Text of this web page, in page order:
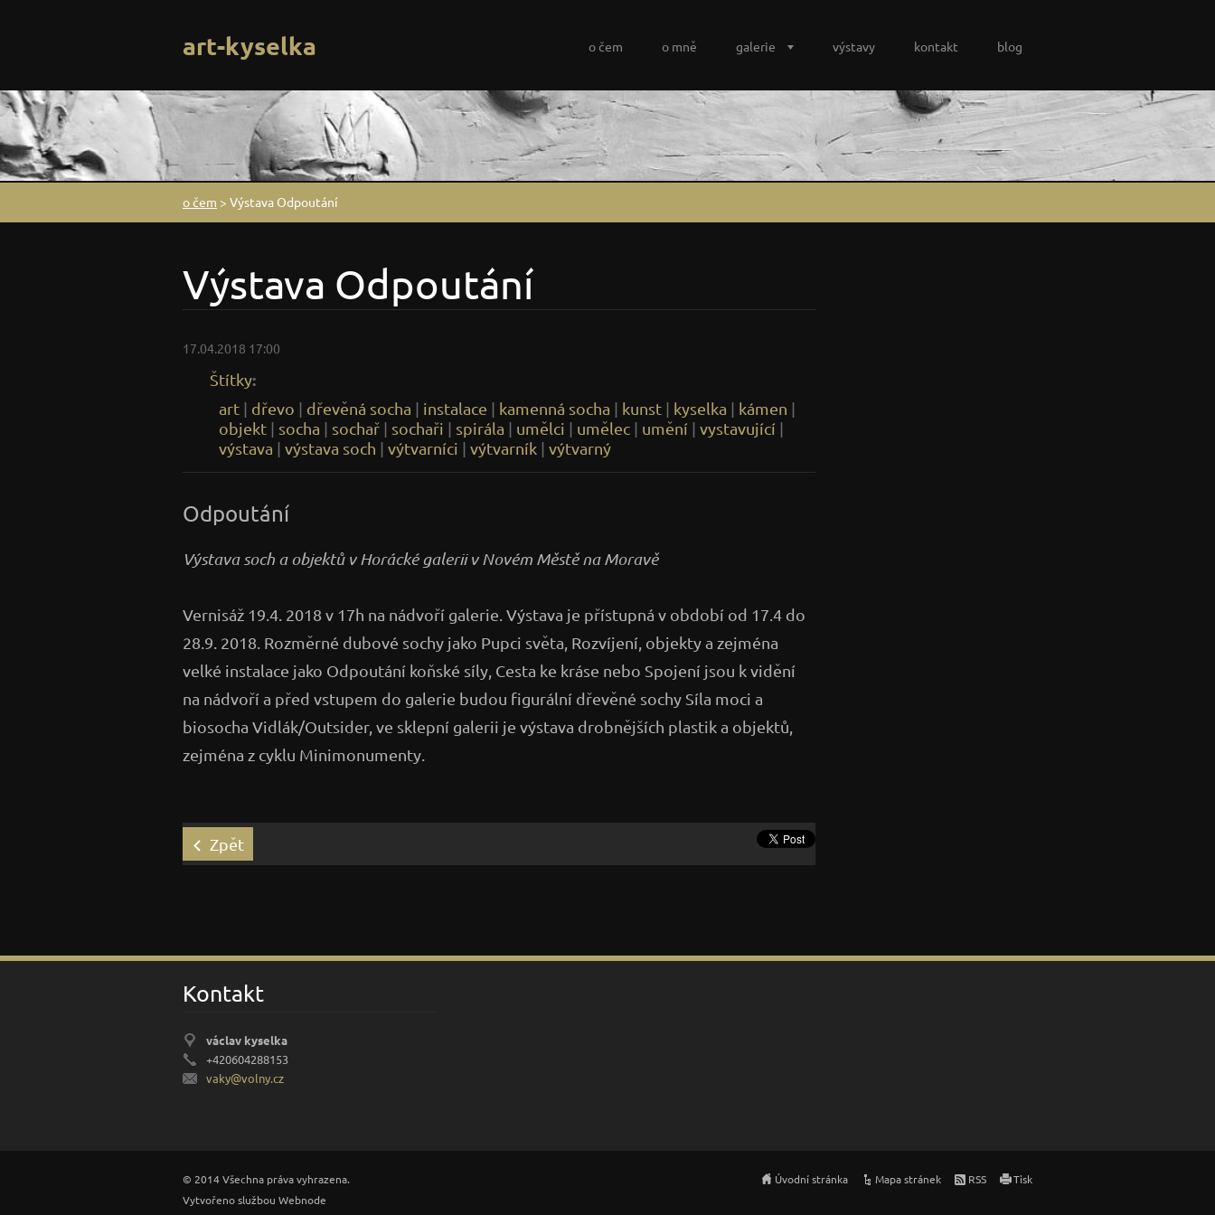
art-kyselka o čem o mně galerie výstavy kontakt blog
o čem > Výstava Odpoutání
Výstava Odpoutání
17.04.2018 17:00
Štítky:
art | dřevo | dřevěná socha | instalace | kamenná socha | kunst | kyselka | kámen |
objekt | socha | sochař | sochaři | spirála | umělci | umělec | umění | vystavující |
výstava | výstava soch | výtvarníci | výtvarník | výtvarný
Odpoutání
Výstava soch a objektů v Horácké galerii v Novém Městě na Moravě
Vernisáž 19.4. 2018 v 17h na nádvoří galerie. Výstava je přístupná v období od 17.4 do
28.9. 2018. Rozměrné dubové sochy jako Pupci světa, Rozvíjení, objekty a zejména
velké instalace jako Odpoutání koňské síly, Cesta ke kráse nebo Spojení jsou k vidění
na nádvoří a před vstupem do galerie budou figurální dřevěné sochy Síla moci a
biosocha Vidlák/Outsider, ve sklepní galerii je výstava drobnějších plastik a objektů,
zejména z cyklu Minimonumenty.
Zpět
Kontakt
václav kyselka
+420604288153
vaky@volny.cz
© 2014 Všechna práva vyhrazena.
Vytvořeno službou Webnode
Úvodní stránka Mapa stránek RSS Tisk